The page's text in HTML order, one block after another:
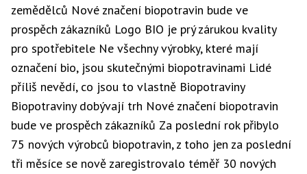
zemědělců Nové značení biopotravin bude ve
prospěch zákazníků Logo BIO je prý zárukou kvality
pro spotřebitele Ne všechny výrobky, které mají
označení bio, jsou skutečnými biopotravinami Lidé
příliš nevědí, co jsou to vlastně Biopotraviny
Biopotraviny dobývají trh Nové značení biopotravin
bude ve prospěch zákazníků Za poslední rok přibylo
75 nových výrobců biopotravin, z toho jen za poslední
tři měsíce se nově zaregistrovalo téměř 30 nových